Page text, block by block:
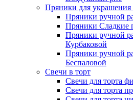
Пряники для украшения
Пряники ручной
Пряники Сладкие
Пряники ручной
Курбаковой
Пряники ручной
Беспаловой
Свечи в торт
Свечи для торта
Свечи для торта